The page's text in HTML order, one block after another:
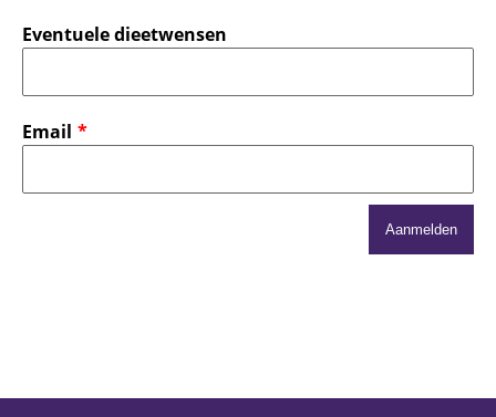
Eventuele dieetwensen
Email
Aanmelden